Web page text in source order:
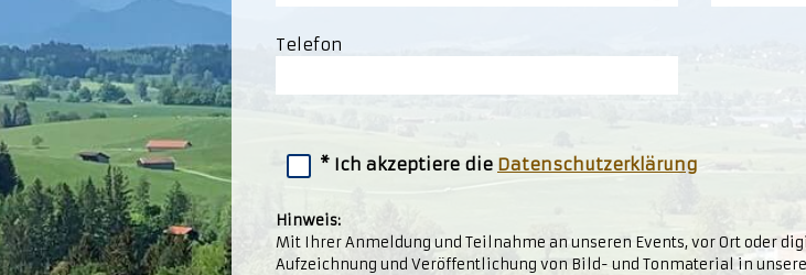
Telefon
Ich akzeptiere die Datenschutzerklärung
Hinweis:
Mit Ihrer Anmeldung und Teilnahme an unseren Events, vor Ort oder
Aufzeichnung und Veröffentlichung von Bild- und Tonmaterial in